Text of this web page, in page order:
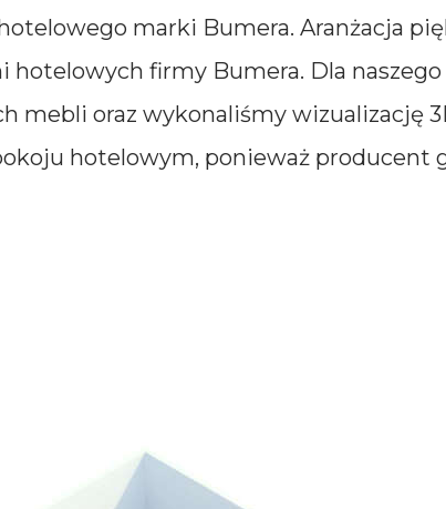
marki Bumera. Aranżacja
firmy Bumera. Dla
mebli oraz wykonaliśmy
hotelowym, ponieważ producent